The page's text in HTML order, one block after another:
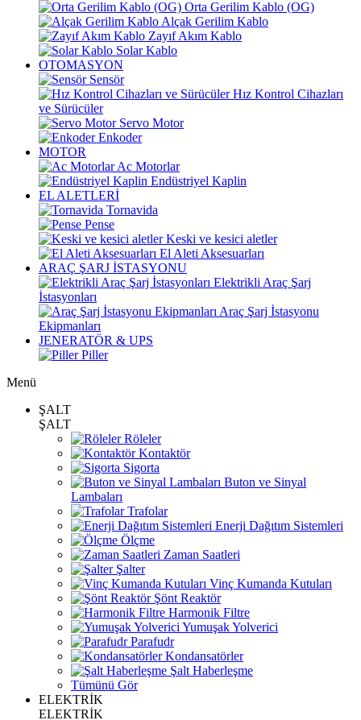
Orta Gerilim Kablo (OG)
Alçak Gerilim Kablo
Zayıf Akım Kablo
Solar Kablo
OTOMASYON
Sensör
Hız Kontrol Cihazları
ve Sürücüler
Servo Motor
Enkoder
MOTOR
Ac Motorlar
Endüstriyel Kaplin
EL ALETLERİ
Tornavida
Pense
Keski ve kesici aletler
El Aleti Aksesuarları
ARAÇ ŞARJ İSTASYONU
Elektrikli Araç Şarj
İstasyonları
Araç Şarj İstasyonu
Ekipmanları
JENERATÖR & UPS
Piller
Menü
ŞALT
ŞALT
Röleler
Kontaktör
Sigorta
Buton ve Sinyal
Lambaları
Trafolar
Enerji Dağıtım Sistemleri
Ölçme
Zaman Saatleri
Şalter
Vinç Kumanda Kutuları
Şönt Reaktör
Harmonik Filtre
Yumuşak Yolverici
Parafudr
Kondansatörler
Şalt Haberleşme
Tümünü Gör
ELEKTRİK
ELEKTRİK